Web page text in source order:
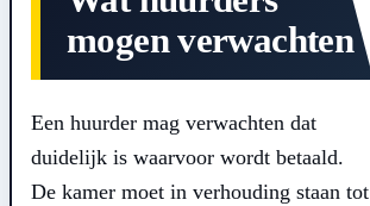
mogen verwachten
Een huurder mag verwachten dat
duidelijk is waarvoor wordt betaald.
De kamer moet in verhouding staan tot